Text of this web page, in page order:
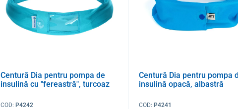
Centură Dia pentru pompa de
insulină cu "fereastră", turcoaz
COD:P4242
Centură Dia pentru pompa
insulină opacă, albastră
COD: P4241